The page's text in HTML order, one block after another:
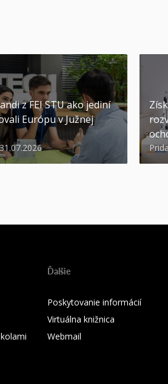
z FEI STU ako jediní
Európu v Južnej
Ďalšie
Poskytovanie informácií
Virtuálna knižnica
Webmail